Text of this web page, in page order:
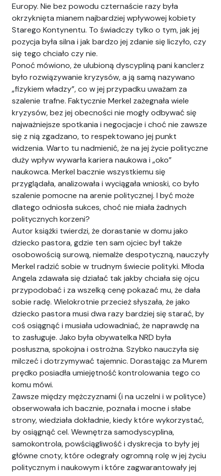
Europy. Nie bez powodu czternaście razy była
okrzyknięta mianem najbardziej wpływowej kobiety
Starego Kontynentu. To świadczy tylko o tym, jak jej
pozycja była silna i jak bardzo jej zdanie się liczyło, czy
się tego chciało czy nie.
Ponoć mówiono, że ulubioną dyscypliną pani kanclerz
było rozwiązywanie kryzysów, a ją samą nazywano
„fizykiem władzy”, co w jej przypadku uważam za
szalenie trafne. Faktycznie Merkel zażegnała wiele
kryzysów, bez jej obecności nie mogły odbywać się
najważniejsze spotkania i negocjacje i choć nie zawsze
się z nią zgadzano, to respektowano jej punkt
widzenia. Warto tu nadmienić, że na jej życie polityczne
duży wpływ wywarła kariera naukowa i „oko”
naukowca. Merkel bacznie wszystkiemu się
przyglądała, analizowała i wyciągała wnioski, co było
szalenie pomocne na arenie politycznej. I być może
dlatego odniosła sukces, choć nie miała żadnych
politycznych korzeni?
Autor książki twierdzi, że dorastanie w domu jako
dziecko pastora, gdzie ten sam ojciec był także
osobowością surową, niemalże despotyczną, nauczyły
Merkel radzić sobie w trudnym świecie polityki. Młoda
Angela zdawała się działać tak jakby chciała się ojcu
przypodobać i za wszelką cenę pokazać mu, że dała
sobie radę. Wielokrotnie przecież słyszała, że jako
dziecko pastora musi dwa razy bardziej się starać, by
coś osiągnąć i musiała udowadniać, że naprawdę na
to zasługuje. Jako była obywatelka NRD była
posłuszna, spokojna i ostrożna. Szybko nauczyła się
milczeć i dotrzymywać tajemnic. Dorastając za Murem
prędko posiadła umiejętność kontrolowania tego co
komu mówi.
Zawsze między mężczyznami (i na uczelni i w polityce)
obserwowała ich bacznie, poznała i mocne i słabe
strony, wiedziała dokładnie, kiedy które wykorzystać,
by osiągnąć cel. Wewnętrza samodyscyplina,
samokontrola, powściągliwość i dyskrecja to były jej
główne cnoty, które odegrały ogromną rolę w jej życiu
politycznym i naukowym i które zagwarantowały jej